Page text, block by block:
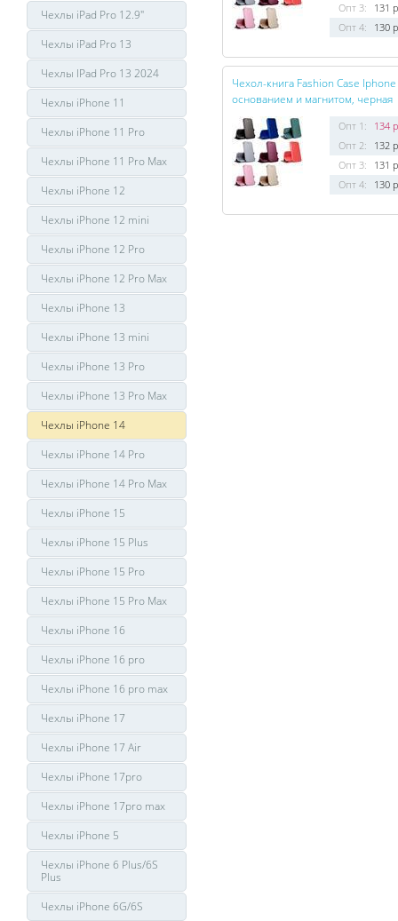
Чехлы iPad Pro 12.9"
Чехлы iPad Pro 13
Чехлы IPad Pro 13 2024
Чехлы iPhone 11
Чехлы iPhone 11 Pro
Чехлы iPhone 11 Pro Max
Чехлы iPhone 12
Чехлы iPhone 12 mini
Чехлы iPhone 12 Pro
Чехлы iPhone 12 Pro Max
Чехлы iPhone 13
Чехлы iPhone 13 mini
Чехлы iPhone 13 Pro
Чехлы iPhone 13 Pro Max
Чехлы iPhone 14
Чехлы iPhone 14 Pro
Чехлы iPhone 14 Pro Max
Чехлы iPhone 15
Чехлы iPhone 15 Plus
Чехлы iPhone 15 Pro
Чехлы iPhone 15 Pro Max
Чехлы iPhone 16
Чехлы iPhone 16 pro
Чехлы iPhone 16 pro max
Чехлы iPhone 17
Чехлы iPhone 17 Air
Чехлы iPhone 17pro
Чехлы iPhone 17pro max
Чехлы iPhone 5
Чехлы iPhone 6 Plus/6S
Plus
Чехлы iPhone 6G/6S
Опт 3:
131
Опт 4:
130
Чехол-книга Fashion Case
основанием и магнитом, черная
Опт 1:
134
Опт 2:
132
Опт 3:
131
Опт 4:
130